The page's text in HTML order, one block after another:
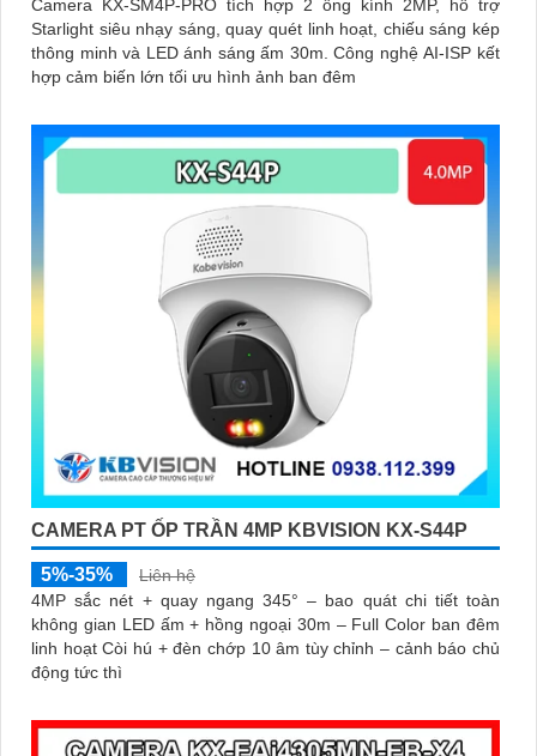
Camera KX-SM4P-PRO tích hợp 2 ống kính 2MP, hỗ trợ
Starlight siêu nhạy sáng, quay quét linh hoạt, chiếu sáng kép
thông minh và LED ánh sáng ấm 30m. Công nghệ AI-ISP kết
hợp cảm biến lớn tối ưu hình ảnh ban đêm
CAMERA PT ỐP TRẦN 4MP KBVISION KX-S44P
5%-35%
Liên hệ
4MP sắc nét + quay ngang 345° – bao quát chi tiết toàn
không gian LED ấm + hồng ngoại 30m – Full Color ban đêm
linh hoạt Còi hú + đèn chớp 10 âm tùy chỉnh – cảnh báo chủ
động tức thì